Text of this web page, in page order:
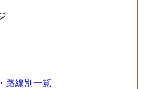
路線別一覧